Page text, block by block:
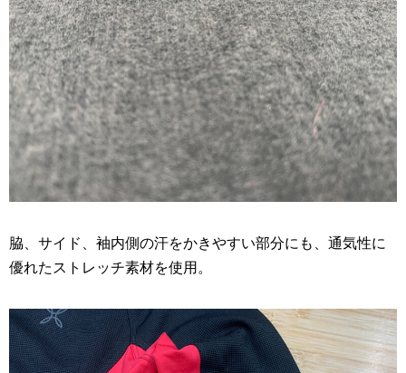
脇、サイド、袖内側の汗をかきやすい部分にも、通気性に
優れたストレッチ素材を使用。